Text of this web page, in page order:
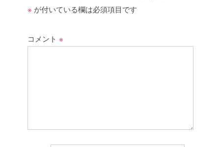
※ が付いている欄は必須項目です
コメント ※